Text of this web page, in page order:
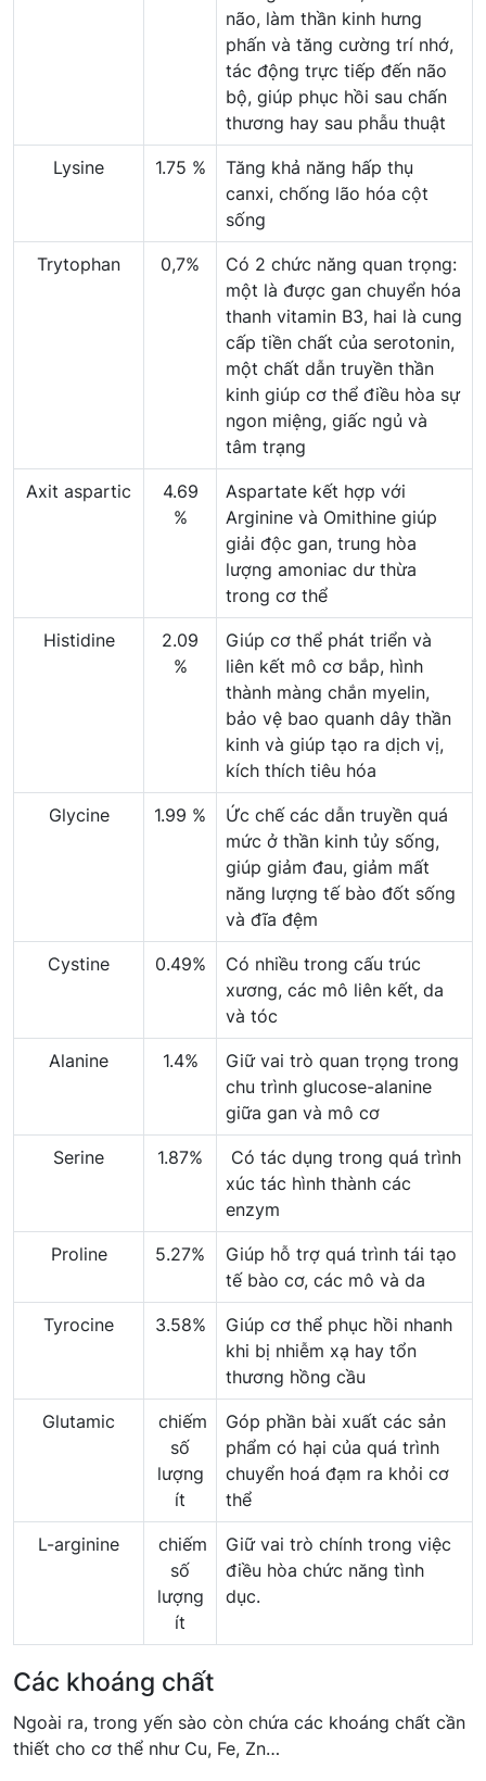
não, làm thần kinh hưng
phấn và tăng cường trí nhớ,
tác động trực tiếp đến não
bộ, giúp phục hồi sau chấn
thương hay sau phẫu thuật
Lysine 1.75 %
Tăng khả năng hấp thụ
canxi, chống lão hóa cột
sống
Trytophan 0,7%
Có 2 chức năng quan trọng:
một là được gan chuyển hóa
thanh vitamin B3, hai là cung
cấp tiền chất của serotonin,
một chất dẫn truyền thần
kinh giúp cơ thể điều hòa sự
ngon miệng, giấc ngủ và
tâm trạng
Axit aspartic
4.69
%
Aspartate kết hợp với
Arginine và Omithine giúp
giải độc gan, trung hòa
lượng amoniac dư thừa
trong cơ thể
Histidine
2.09
%
Giúp cơ thể phát triển và
liên kết mô cơ bắp, hình
thành màng chắn myelin,
bảo vệ bao quanh dây thần
kinh và giúp tạo ra dịch vị,
kích thích tiêu hóa
Glycine 1.99 %
Ức chế các dẫn truyền quá
mức ở thần kinh tủy sống,
giúp giảm đau, giảm mất
năng lượng tế bào đốt sống
và đĩa đệm
Cystine 0.49%
Có nhiều trong cấu trúc
xương, các mô liên kết, da
và tóc
Alanine 1.4%
Giữ vai trò quan trọng trong
chu trình glucose-alanine
giữa gan và mô cơ
Serine 1.87%
Có tác dụng trong quá trình
xúc tác hình thành các
enzym
Proline 5.27%
Giúp hỗ trợ quá trình tái tạo
tế bào cơ, các mô và da
Tyrocine 3.58%
Giúp cơ thể phục hồi nhanh
khi bị nhiễm xạ hay tổn
thương hồng cầu
Glutamic
chiếm
số
lượng
ít
Góp phần bài xuất các sản
phẩm có hại của quá trình
chuyển hoá đạm ra khỏi cơ
thể
L-arginine
chiếm
số
lượng
ít
Giữ vai trò chính trong việc
điều hòa chức năng tình
dục.
Các khoáng chất
Ngoài ra, trong yến sào còn chứa các khoáng chất cần
thiết cho cơ thể như Cu, Fe, Zn…